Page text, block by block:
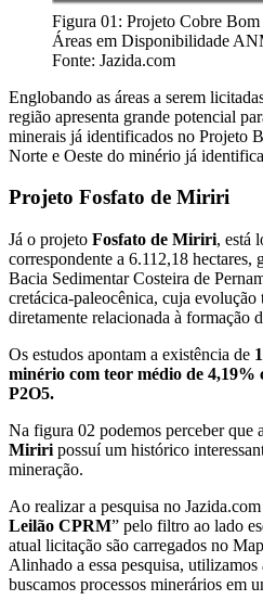
Figura 01: Projeto Cobre
Áreas em Disponibilidade
Fonte: Jazida.com
Englobando as áreas a serem
região apresenta grande potencial
minerais já identificados no Projeto
Norte e Oeste do minério já
Projeto Fosfato de Miriri
Já o projeto Fosfato de Miriri, está
correspondente a 6.112,18 hectares,
Bacia Sedimentar Costeira de
cretácica-paleocênica, cuja evolução
diretamente relacionada à formação
Os estudos apontam a existência de
minério com teor médio de 4,19%
P2O5.
Na figura 02 podemos perceber que
Miriri possuí um histórico
mineração.
Ao realizar a pesquisa no
Leilão CPRM” pelo filtro ao lado
atual licitação são carregados no
Alinhado a essa pesquisa,
buscamos processos minerários em